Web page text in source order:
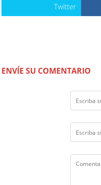
Twitter
ENVÍE SU COMENTARIO